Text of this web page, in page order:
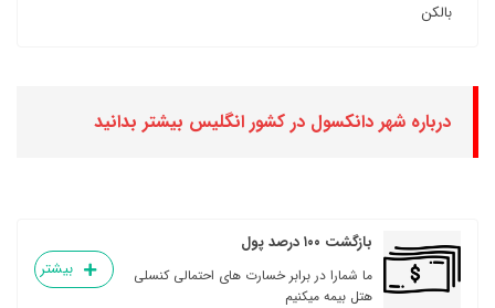
بالکن
درباره شهر دانکسول در کشور انگلیس بیشتر بدانید
بازگشت ۱۰۰ درصد پول
ما شمارا در برابر خسارت های احتمالی کنسلی
هتل بیمه میکنیم
بیشتر